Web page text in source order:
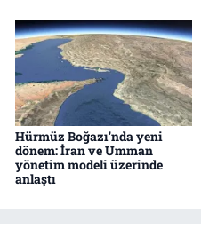
Hürmüz Boğazı'nda yeni
dönem: İran ve Umman
yönetim modeli üzerinde
anlaştı